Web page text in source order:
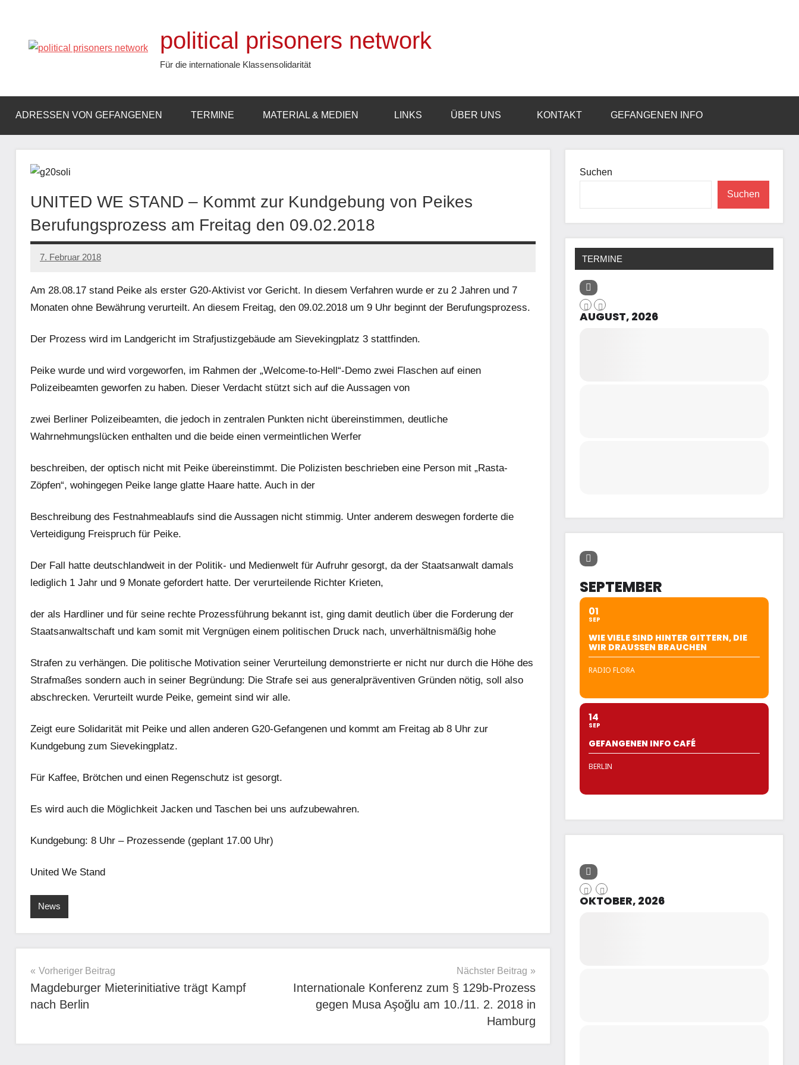
springen
political prisoners network
Für die internationale Klassensolidarität
ADRESSEN VON GEFANGENEN TERMINE MATERIAL & MEDIEN LINKS ÜBER UNS KONTAKT GEFANGENEN INFO
UNITED WE STAND – Kommt zur Kundgebung von Peikes
Berufungsprozess am Freitag den 09.02.2018
7. Februar 2018
admin
Am 28.08.17 stand Peike als erster G20-Aktivist vor Gericht. In diesem Verfahren wurde er zu 2 Jahren und 7
Monaten ohne Bewährung verurteilt. An diesem Freitag, den 09.02.2018 um 9 Uhr beginnt der Berufungsprozess.
Der Prozess wird im Landgericht im Strafjustizgebäude am Sievekingplatz 3 stattfinden.
Peike wurde und wird vorgeworfen, im Rahmen der „Welcome-to-Hell“-Demo zwei Flaschen auf einen
Polizeibeamten geworfen zu haben. Dieser Verdacht stützt sich auf die Aussagen von
zwei Berliner Polizeibeamten, die jedoch in zentralen Punkten nicht übereinstimmen, deutliche
Wahrnehmungslücken enthalten und die beide einen vermeintlichen Werfer
beschreiben, der optisch nicht mit Peike übereinstimmt. Die Polizisten beschrieben eine Person mit „Rasta-
Zöpfen“, wohingegen Peike lange glatte Haare hatte. Auch in der
Beschreibung des Festnahmeablaufs sind die Aussagen nicht stimmig. Unter anderem deswegen forderte die
Verteidigung Freispruch für Peike.
Der Fall hatte deutschlandweit in der Politik- und Medienwelt für Aufruhr gesorgt, da der Staatsanwalt damals
lediglich 1 Jahr und 9 Monate gefordert hatte. Der verurteilende Richter Krieten,
der als Hardliner und für seine rechte Prozessführung bekannt ist, ging damit deutlich über die Forderung der
Staatsanwaltschaft und kam somit mit Vergnügen einem politischen Druck nach, unverhältnismäßig hohe
Strafen zu verhängen. Die politische Motivation seiner Verurteilung demonstrierte er nicht nur durch die Höhe des
Strafmaßes sondern auch in seiner Begründung: Die Strafe sei aus generalpräventiven Gründen nötig, soll also
abschrecken. Verurteilt wurde Peike, gemeint sind wir alle.
Zeigt eure Solidarität mit Peike und allen anderen G20-Gefangenen und kommt am Freitag ab 8 Uhr zur
Kundgebung zum Sievekingplatz.
Für Kaffee, Brötchen und einen Regenschutz ist gesorgt.
Es wird auch die Möglichkeit Jacken und Taschen bei uns aufzubewahren.
Kundgebung: 8 Uhr – Prozessende (geplant 17.00 Uhr)
United We Stand
News
Beitragsnavigation
Vorheriger Beitrag
Magdeburger Mieterinitiative trägt Kampf
nach Berlin
Nächster Beitrag
Internationale Konferenz zum § 129b-Prozess
gegen Musa Aşoğlu am 10./11. 2. 2018 in
Hamburg
Suchen
Suchen
TERMINE
AUGUST, 2026
SEPTEMBER
01
SEP
WIE VIELE SIND HINTER GITTERN, DIE
WIR DRAUSSEN BRAUCHEN
RADIO FLORA
14
SEP
GEFANGENEN INFO CAFÉ
BERLIN
OKTOBER, 2026